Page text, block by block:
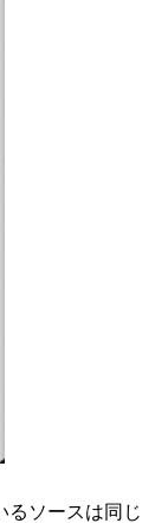
るソースは同じ